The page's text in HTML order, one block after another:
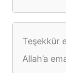
Teşekkür
Allah’a